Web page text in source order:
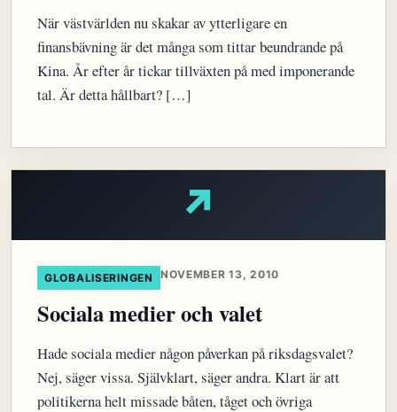
När västvärlden nu skakar av ytterligare en
finansbävning är det många som tittar beundrande på
Kina. År efter år tickar tillväxten på med imponerande
tal. Är detta hållbart? […]
↗
GLOBALISERINGEN NOVEMBER 13, 2010
Sociala medier och valet
Hade sociala medier någon påverkan på riksdagsvalet?
Nej, säger vissa. Självklart, säger andra. Klart är att
politikerna helt missade båten, tåget och övriga